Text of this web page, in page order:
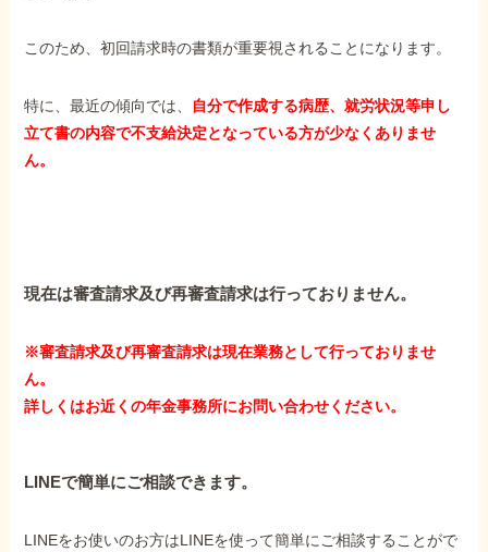
障害年金の金額
受給事例
お知らせ
事務所について
お客様からの感謝のお手紙
このため、初回請求時の書類が重要視されることになります。
特に、最近の傾向では、
自分で作成する病歴、就労状況等申し
立て書の内容で不支給決定となっている方が少なくありませ
ん。
現在は審査請求及び再審査請求は行っておりません。
※審査請求及び再審査請求は現在業務として行っておりませ
ん。
詳しくはお近くの年金事務所にお問い合わせください。
LINEで簡単にご相談できます。
LINEをお使いのお方はLINEを使って簡単にご相談することがで